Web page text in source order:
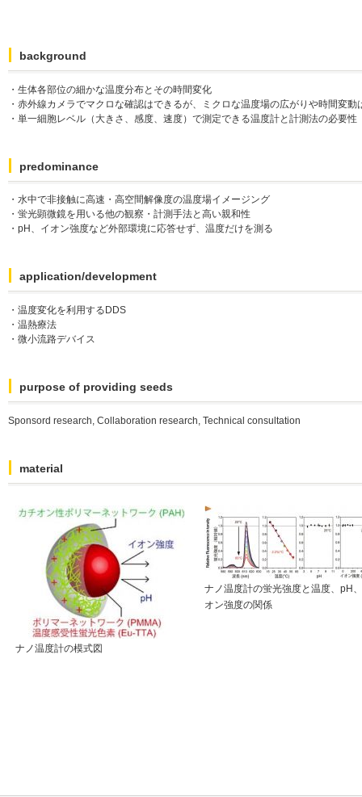
background
・生体各部位の細かな温度分布とその時間変化
・赤外線カメラでマクロな確認はできるが、ミクロな温度場の広がりや時間変動
・単一細胞レベル（大きさ、感度、速度）で測定できる温度計と計測法の必要
predominance
・水中で非接触に高速・高空間解像度の温度場イメージング
・蛍光顕微鏡を用いる他の観察・計測手法と高い親和性
・pH、イオン強度など外部環境に応答せず、温度だけを測る
application/development
・温度変化を利用するDDS
・温熱療法
・微小流路デバイス
purpose of providing seeds
Sponsord research, Collaboration research, Technical consultation
material
ナノ温度計の模式図
ナノ温度計の蛍光強度と温度、pH
オン強度の関係